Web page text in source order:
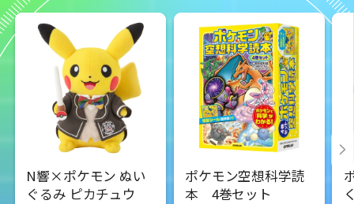
N響×ポケモン ぬい
ぐるみ ピカチュウ
ポケモン空想科学読
本 4巻セット